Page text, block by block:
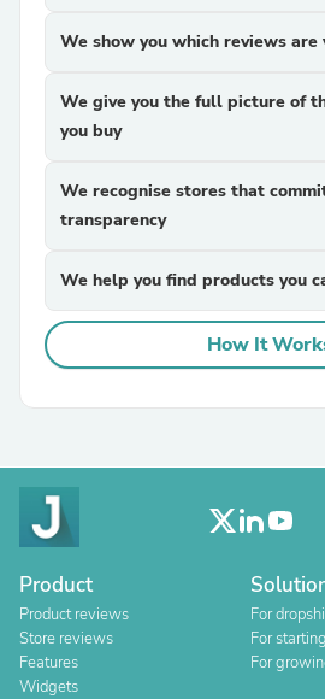
We show you which reviews are
We give you the full picture of
you buy
We recognise stores that
transparency
We help you find products you
How It
Product
Product reviews
Store reviews
Features
Widgets
For
For
For